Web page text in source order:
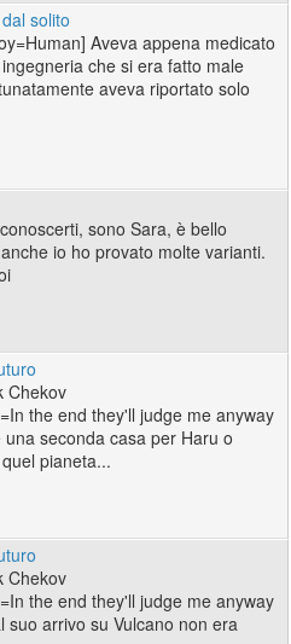
solito
Aveva appena medicato
che si era fatto male
aveva riportato solo
sono Sara, è bello
io ho provato molte varianti.
Chekov
the end they'll judge me anyway
seconda casa per Haru o
pianeta...
Chekov
the end they'll judge me anyway
suo arrivo su Vulcano non era